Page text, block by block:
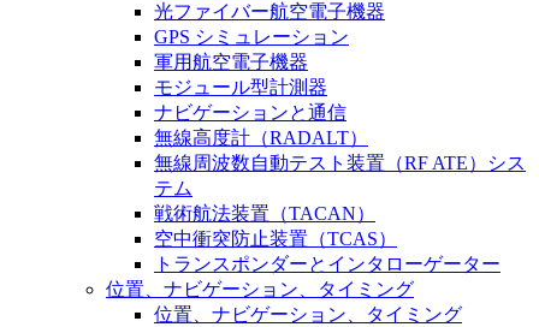
光ファイバー航空電子機器
GPS シミュレーション
軍用航空電子機器
モジュール型計測器
ナビゲーションと通信
無線高度計（RADALT）
無線周波数自動テスト装置（RF ATE）シス
テム
戦術航法装置（TACAN）
空中衝突防止装置（TCAS）
トランスポンダーとインタローゲーター
位置、ナビゲーション、タイミング
位置、ナビゲーション、タイミング